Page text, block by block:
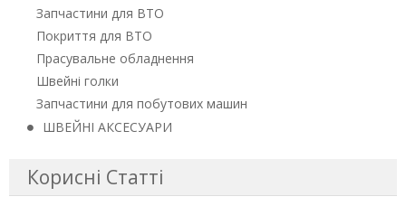
Запчастини для ВТО
Покриття для ВТО
Прасувальне обладнення
Швейні голки
Запчастини для побутових машин
ШВЕЙНІ АКСЕСУАРИ
Корисні Статті